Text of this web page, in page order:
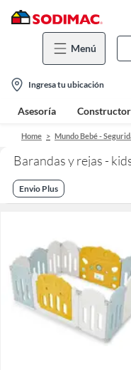
Menú
location-
icon
Ingresa tu ubicación
Asesoría Constructor
Home Mundo Bebé -
Barandas y rejas -
Envio Plus